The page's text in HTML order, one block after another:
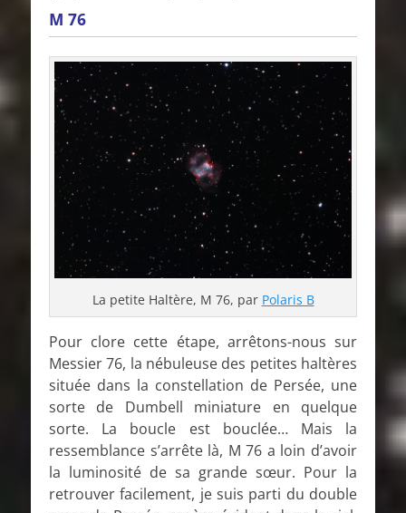
M 76
La petite Haltère, M 76, par Polaris B
Pour clore cette étape, arrêtons-nous sur
Messier 76, la nébuleuse des petites haltères
située dans la constellation de Persée, une
sorte de Dumbell miniature en quelque
sorte. La boucle est bouclée… Mais la
ressemblance s’arrête là, M 76 a loin d’avoir
la luminosité de sa grande sœur. Pour la
retrouver facilement, je suis parti du double